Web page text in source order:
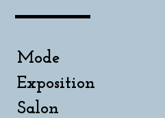
Mode
Exposition
Salon